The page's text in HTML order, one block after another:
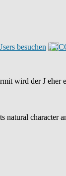
wird der J
character